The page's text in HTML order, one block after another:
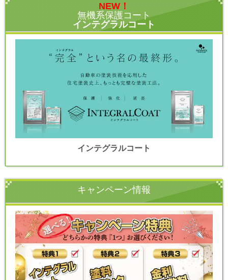
NEW！
無機系保護コート
インテグラルコート
インテグラルコート
キャンペーン情報